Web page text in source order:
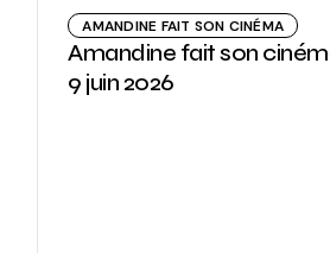
AMANDINE FAIT SON CINÉMA
Amandine fait son
9 juin 2026